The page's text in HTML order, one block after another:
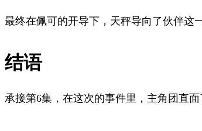
最终在佩可的开导下，天秤导向了伙伴这
结语
承接第6集，在这次的事件里，主角团直